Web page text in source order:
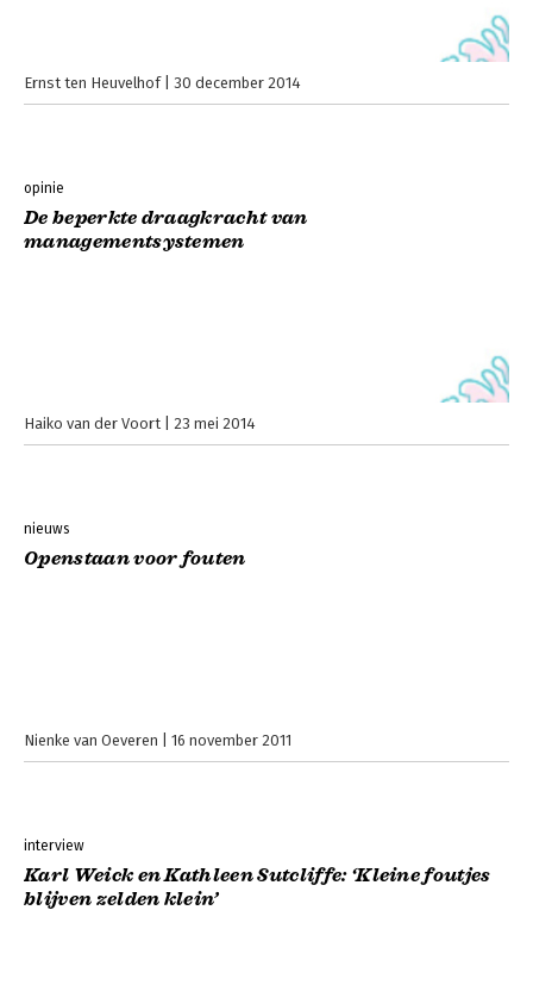
Ernst ten Heuvelhof 30 december 2014
opinie
De beperkte draagkracht van
managementsystemen
Haiko van der Voort 23 mei 2014
nieuws
Openstaan voor fouten
Nienke van Oeveren 16 november 2011
interview
Karl Weick en Kathleen Sutcliffe: ‘Kleine foutjes
blijven zelden klein’